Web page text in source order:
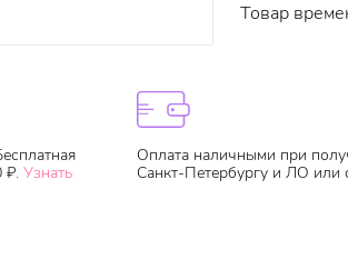
Товар
₽. Узнать
Оплата наличными при
Санкт-Петербургу и ЛО или